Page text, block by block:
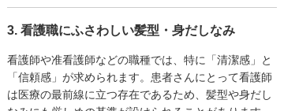
3. 看護職にふさわしい髪型・身だしなみ
看護師や准看護師などの職種では、特に「清潔感」と
「信頼感」が求められます。患者さんにとって看護師
は医療の最前線に立つ存在であるため、髪型や身だし